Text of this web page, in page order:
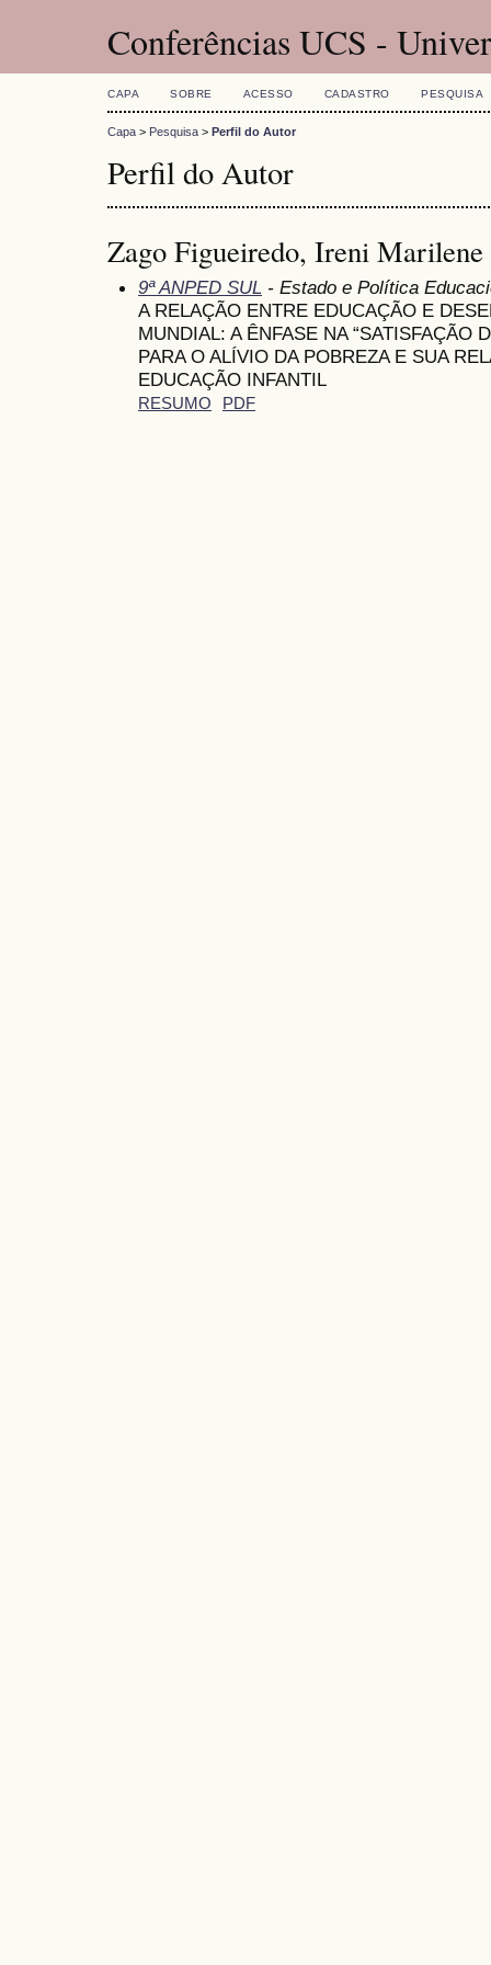
Conferências UCS -
CAPA SOBRE ACESSO CADASTRO PESQUISA
Capa > Pesquisa > Perfil do Autor
Perfil do Autor
Zago Figueiredo, Ireni Marilene
9ª ANPED SUL - Estado e Política
A RELAÇÃO ENTRE EDUCAÇÃO E
MUNDIAL: A ÊNFASE NA “SATISFAÇÃO
PARA O ALÍVIO DA POBREZA E SUA
EDUCAÇÃO INFANTIL
RESUMO PDF